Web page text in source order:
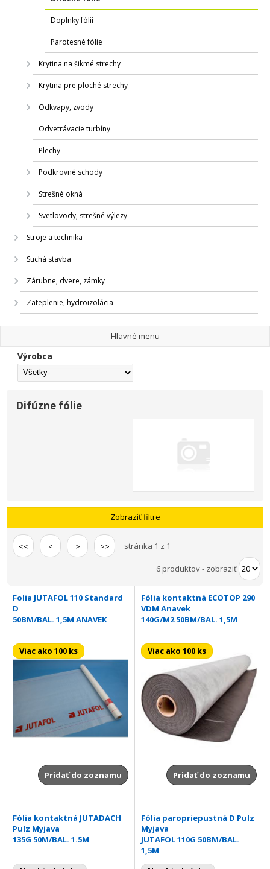
Doplnky fólií
Parotesné fólie
Krytina na šikmé strechy
Krytina pre ploché strechy
Odkvapy, zvody
Odvetrávacie turbíny
Plechy
Podkrovné schody
Strešné okná
Svetlovody, strešné výlezy
Stroje a technika
Suchá stavba
Zárubne, dvere, zámky
Zateplenie, hydroizolácia
Hlavné menu
Výrobca
Difúzne fólie
Zobraziť filtre
<< < > >> stránka 1 z 1
6 produktov- zobraziť
Folia JUTAFOL 110 Standard
D
50BM/BAL. 1,5M ANAVEK
Viac ako 100 ks
Pridať do zoznamu
Fólia kontaktná ECOTOP 290
VDM Anavek
140G/M2 50BM/BAL. 1,5M
Viac ako 100 ks
Pridať do zoznamu
Fólia kontaktná JUTADACH
Pulz Myjava
135G 50M/BAL. 1.5M
Fólia paropriepustná D Pulz
Myjava
JUTAFOL 110G 50BM/BAL.
1,5M